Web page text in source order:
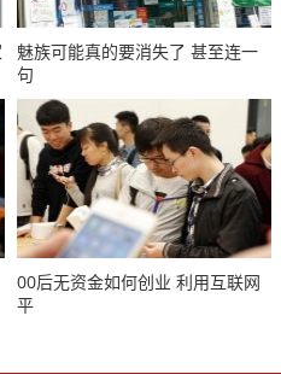
魅族可能真的要消失了 甚至连一
句
00后无资金如何创业 利用互联网
平